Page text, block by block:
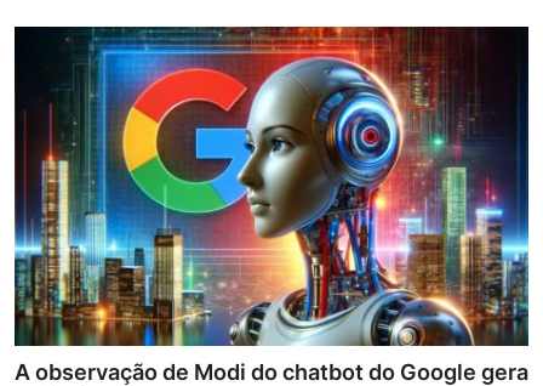
A observação de Modi do chatbot do Google gera